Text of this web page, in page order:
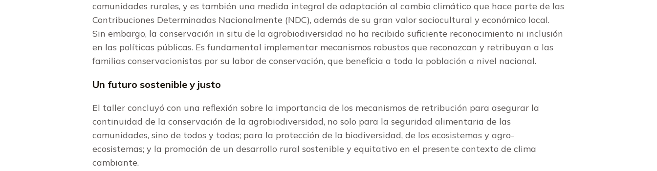
comunidades rurales, y es también una medida integral de adaptación al cambio climático que hace parte de las
Contribuciones Determinadas Nacionalmente (NDC), además de su gran valor sociocultural y económico local.
Sin embargo, la conservación in situ de la agrobiodiversidad no ha recibido suficiente reconocimiento ni inclusión
en las políticas públicas. Es fundamental implementar mecanismos robustos que reconozcan y retribuyan a las
familias conservacionistas por su labor de conservación, que beneficia a toda la población a nivel nacional.
Un futuro sostenible y justo
El taller concluyó con una reflexión sobre la importancia de los mecanismos de retribución para asegurar la
continuidad de la conservación de la agrobiodiversidad, no solo para la seguridad alimentaria de las
comunidades, sino de todos y todas; para la protección de la biodiversidad, de los ecosistemas y agro-
ecosistemas; y la promoción de un desarrollo rural sostenible y equitativo en el presente contexto de clima
cambiante.